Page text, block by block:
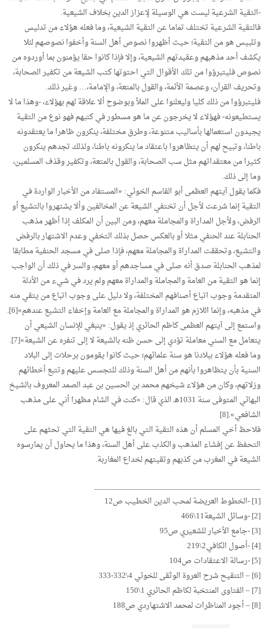
-التقية الشرعية ليست هي الوسيلة لإعزاز الدين بخلاف الشيعية.
فالتقية الشرعية تختلف تماما عن التقية الشيعية، وما فعله هؤلاء من تدليس
وتلبيس هو من التقية؛ حيث أظهروا نصوص أهل السنة وأخفوا نصوصهم لئلا
يكشف أحد مذهبهم وعقيدتهم الشيعية، وإلا فإذا كانوا حقا يؤمنون بما أوردوه من
نصوص فليتبرؤوا من تلك الأقوال التي احتوتها كتب الشيعة من تكفير الصحابة،
وتحريف القرآن، وعصمة الأئمة، والقول بالمتعة، والإمامة،… وغير ذلك.
فليتبرؤوا من ذلك كليا وليعلنوا على الملأ وبوضوح ألا علاقة لهم بهؤلاء، -وهذا ما لا
يستطيعونه- فهؤلاء لا يخرجون عن ما هو مسطور في كتبهم فهو نوع من التقية
يجيدون استعمالها بأساليب متنوعة، وطرق مختلفة، ينكرون ظاهرا ما يعتقدونه
باطنا، وتبيح لهم أن يتظاهروا باعتقاد ما ينكرونه باطنا، ولذلك تجدهم ينكرون
كثيرا من معتقداتهم مثل سب الصحابة، والقول بالمتعة، وتكفير وقذف المسلمين،
وما إلى ذلك.
فكما يقول آيتهم العظمى أبو القاسم الخوئي: «المستفاد من الأخبار الواردة في
التقية إنما شرعت لأجل أن تختفي الشيعة عن المخالفين وألا يشتهروا بالتشيع أو
الرفض، ولأجل المداراة والمجاملة معهم، ومن البين أن المكلف إذا أظهر مذهب
الحنابلة عند الحنفي مثلا أو بالعكس حصل بذلك التخفي وعدم الاشتهار بالرفض
والتشيع، وتحققت المداراة والمجاملة معهم، فإذا صلى في مسجد الحنفية مطابقا
لمذهب الحنابلة صدق أنه صلى في مساجدهم أو معهم، والسر في ذلك أن الواجب
إنما هو التقية من العامة والمجاملة والمداراة معهم ولم يرد في شيء من الأدلة
المتقدمة وجوب اتباع أصنافهم المختلفة، ولا دليل على وجوب اتباع من يتقي منه
في مذهبه، وإنما اللازم هو المداراة والمجاملة مع العامة وإخفاء التشيع عندهم»[6].
واستمع إلى آيتهم العظمى كاظم الحائري إذ يقول: «ينبغي للإنسان الشيعي أن
يتعامل مع السني معاملة تؤدي إلى حسن ظنه بالشيعة لا إلى تنفره عن الشيعة»[7].
وما فعله هؤلاء ببلادنا هو سنة علمائهم؛ حيث كانوا يقومون برحلات إلى البلاد
السنية بأن يتظاهروا بأنهم من أهل السنة وذلك للتجسس عليهم وتتبع أخطائهم
وزلاتهم، وكان من هؤلاء شيخهم محمد بن الحسين بن عبد الصمد المعروف بالشيخ
البهائي المتوفى سنة 1031هـ الذي قال: «كنت في الشام مظهرا أني على مذهب
الشافعي».[8]
فلاحظ أخي المسلم أن هذه التقية التي بالغ فيها هي التقية التي تحثهم على
التحفظ عن إفشاء المذهب والكذب على أهل السنة، وهذا ما يحاول أن يمارسوه
الشيعة في المغرب من كذبهم وتقيتهم لخداع المغاربة.
________________________________________
[1] -الخطوط العريضة لمحب الدين الخطيب ص12
[2] -وسائل الشيعة11\466
[3] -جامع الأخبار للشعيري ص95
[4] -أصول الكافي2\219
[5] -رسالة الاعتقادات ص104
[6] – التنقيح شرح العروة الوثقى للخوئي 4\332-333
[7] – الفتاوى المنتخبة لكاظم الحائري 1\150
[8] – أجود المناظرات لمحمد الاشتهاردي ص188